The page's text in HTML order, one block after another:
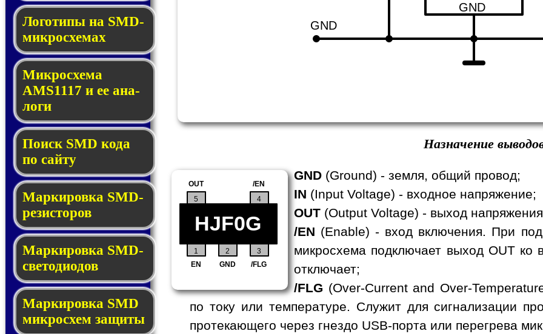
Логотипы на SMD-
мик­ро­схе­мах
Микросхема
AMS1117 и ее ана­
ло­ги
Поиск SMD ко­да
по сай­ту
Маркировка SMD-
ре­зис­то­ров
Маркировка SMD-
све­то­дио­дов
Мар­ки­ров­ка SMD
мик­рос­хем защиты
GND
GND
Назначение
1 2 3
4
EN GND /FLG
/EN
5
OUT
HJF0G
GND (Ground) - земля, общий провод;
IN (Input Voltage) - входное напряжение;
OUT (Output Voltage) - выход
/EN (Enable) - вход включения. При
микросхема подключает выход OUT ко
отключает;
/FLG (Over-Current and Over-
по току или температуре. Служит для сигнализации
протекающего через гнездо USB-порта или перегрева